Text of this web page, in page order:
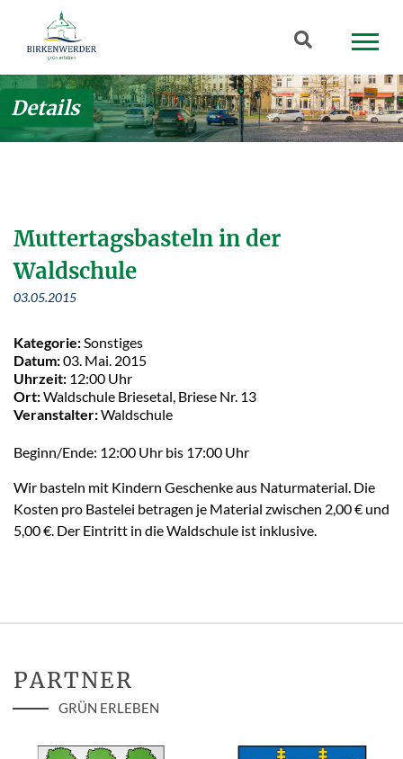
Zum Hauptinhalt springen
Suchbegriff
Details
Muttertagsbasteln in der
Waldschule
03.05.2015
Kategorie: Sonstiges
Datum:03. Mai. 2015
Uhrzeit: 12:00 Uhr
Ort:Waldschule Briesetal, Briese Nr. 13
Veranstalter:Waldschule
Beginn/Ende: 12:00 Uhr bis 17:00 Uhr
Wir basteln mit Kindern Geschenke aus Naturmaterial. Die
Kosten pro Bastelei betragen je Material zwischen 2,00 € und
5,00 €. Der Eintritt in die Waldschule ist inklusive.
PARTNER
GRÜN ERLEBEN